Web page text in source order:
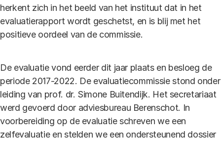
herkent zich in het beeld van het instituut dat in het
evaluatierapport wordt geschetst, en is blij met het
positieve oordeel van de commissie.
De evaluatie vond eerder dit jaar plaats en besloeg de
periode 2017-2022. De evaluatiecommissie stond onder
leiding van prof. dr. Simone Buitendijk. Het secretariaat
werd gevoerd door adviesbureau Berenschot. In
voorbereiding op de evaluatie schreven we een
zelfevaluatie en stelden we een ondersteunend dossier